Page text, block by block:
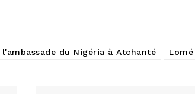
du Nigéria à Atchanté Lomé